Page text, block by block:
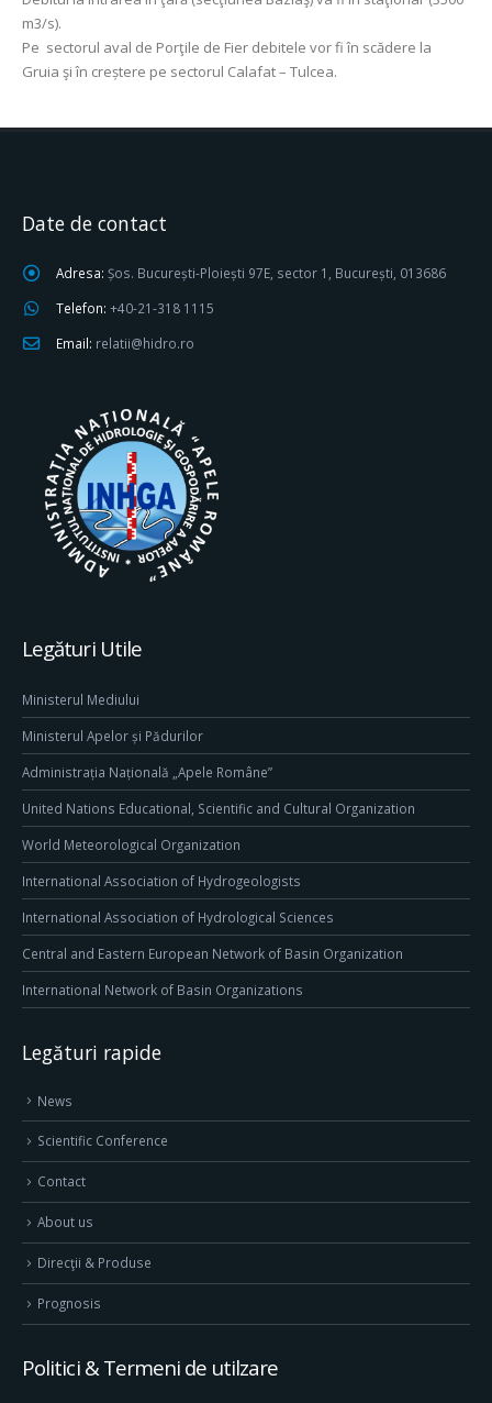
m3/s).
Pe sectorul aval de Porţile de Fier debitele vor fi în scădere la
Gruia şi în creștere pe sectorul Calafat – Tulcea.
Date de contact
Adresa: Șos. București-Ploiești 97E, sector 1, București, 013686
Telefon: +40-21-318 1115
Email: relatii@hidro.ro
Legături Utile
Ministerul Mediului
Ministerul Apelor și Pădurilor
Administrația Națională „Apele Române”
United Nations Educational, Scientific and Cultural Organization
World Meteorological Organization
International Association of Hydrogeologists
International Association of Hydrological Sciences
Central and Eastern European Network of Basin Organization
International Network of Basin Organizations
Legături rapide
News
Scientific Conference
Contact
About us
Direcţii & Produse
Prognosis
Politici & Termeni de utilzare